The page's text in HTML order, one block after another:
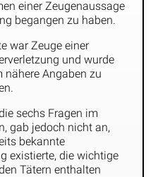
einer Zeugenaussage
begangen zu haben.
war Zeuge einer
und wurde
nähere Angaben zu
sechs Fragen im
gab jedoch nicht an,
bekannte
existierte, die wichtige
Tätern enthalten